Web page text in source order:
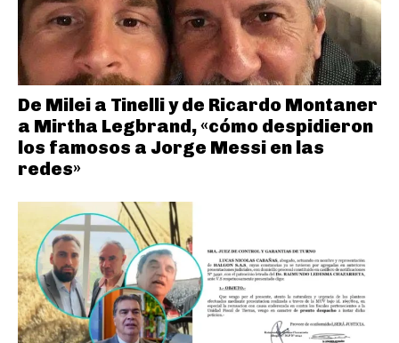
De Milei a Tinelli y de Ricardo Montaner
a Mirtha Legbrand, «cómo despidieron
los famosos a Jorge Messi en las
redes»